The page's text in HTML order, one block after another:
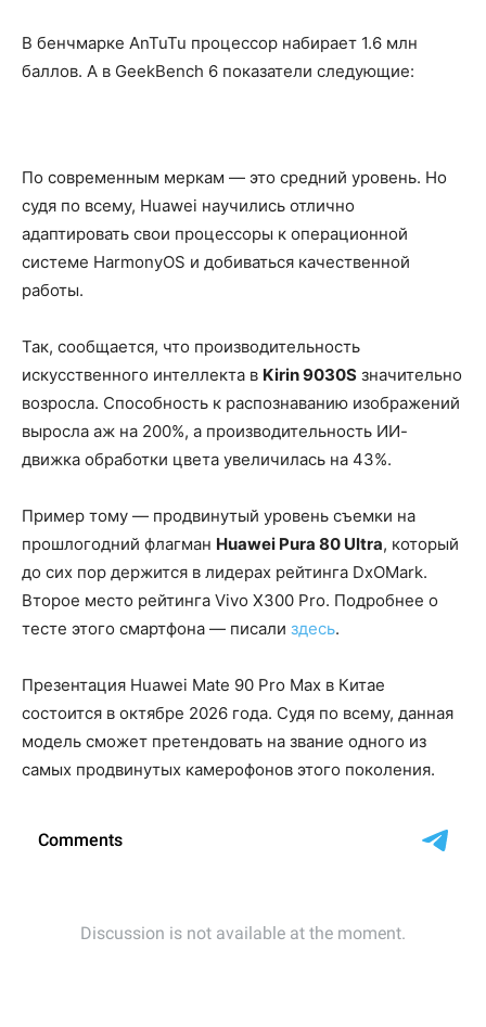
В бенчмарке AnTuTu процессор набирает 1.6 млн
баллов. А в GeekBench 6 показатели следующие:
По современным меркам — это средний уровень. Но
судя по всему, Huawei научились отлично
адаптировать свои процессоры к операционной
системе HarmonyOS и добиваться качественной
работы.
Так, сообщается, что производительность
искусственного интеллекта в Kirin 9030S значительно
возросла. Способность к распознаванию изображений
выросла аж на 200%, а производительность ИИ-
движка обработки цвета увеличилась на 43%.
Пример тому — продвинутый уровень съемки на
прошлогодний флагман Huawei Pura 80 Ultra, который
до сих пор держится в лидерах рейтинга DxOMark.
Второе место рейтинга Vivo X300 Pro. Подробнее о
тесте этого смартфона — писали здесь.
Презентация Huawei Mate 90 Pro Max в Китае
состоится в октябре 2026 года. Судя по всему, данная
модель сможет претендовать на звание одного из
самых продвинутых камерофонов этого поколения.